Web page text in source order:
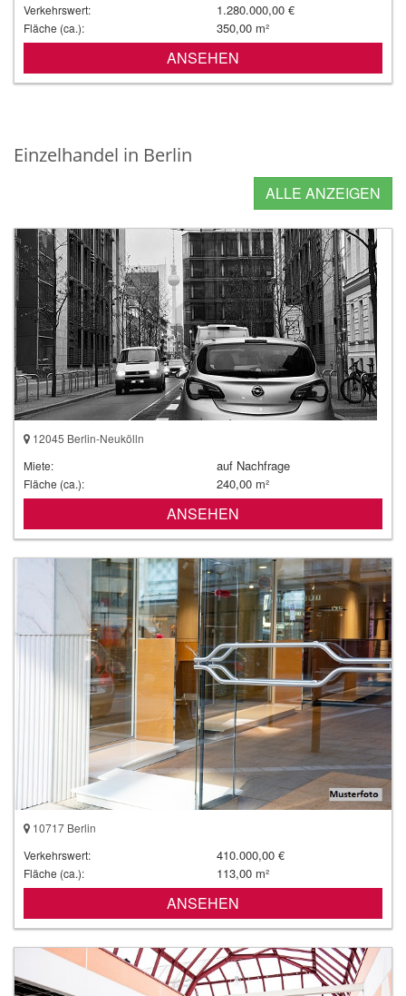
Verkehrswert:
1.280.000,00 €
Fläche (ca.): 350,00 m²
ANSEHEN
Einzelhandel in Berlin
ALLE ANZEIGEN
12045 Berlin-Neukölln
Miete:
auf Nachfrage
Fläche (ca.): 240,00 m²
ANSEHEN
10717 Berlin
Verkehrswert:
410.000,00 €
Fläche (ca.): 113,00 m²
ANSEHEN